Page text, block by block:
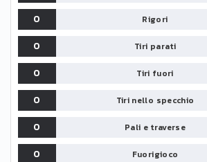
0
Rigori
0
Tiri parati
0
Tiri fuori
0
Tiri nello specchio
0
Pali e traverse
0
Fuorigioco